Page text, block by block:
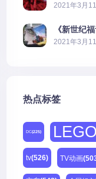
公开
2021年3月
《新世纪
2021年3月
热点标签
DC(225)
tv(526) TV动画